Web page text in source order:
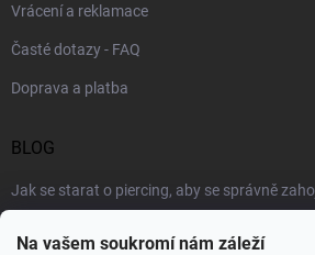
Na vašem soukromí nám záleží
Vrácení a reklamace
Časté dotazy - FAQ
Doprava a platba
BLOG
Jak se starat o piercing, aby se správně